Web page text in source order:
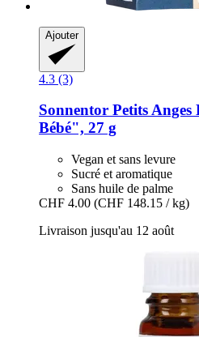
Ajouter
4.3 (3)
Sonnentor Petits
Bébé", 27 g
Vegan et sans levure
Sucré et aromatique
Sans huile de palme
CHF 4.00 (CHF 148.15 / kg)
Livraison jusqu'au 12 août